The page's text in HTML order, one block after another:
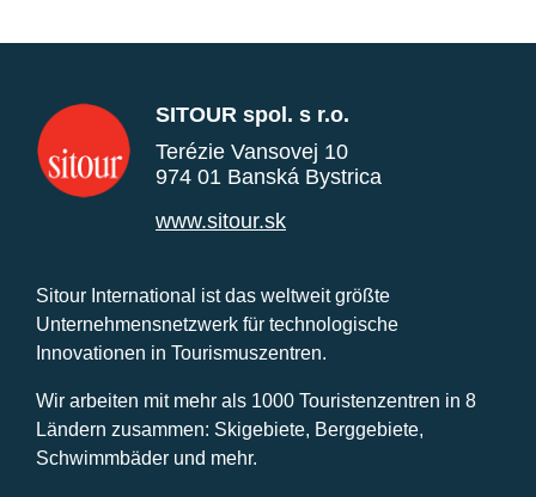
SITOUR spol. s r.o.
Terézie Vansovej 10
974 01 Banská Bystrica
www.sitour.sk
Sitour International ist das weltweit größte
Unternehmensnetzwerk für technologische
Innovationen in Tourismuszentren.
Wir arbeiten mit mehr als 1000 Touristenzentren in 8
Ländern zusammen: Skigebiete, Berggebiete,
Schwimmbäder und mehr.